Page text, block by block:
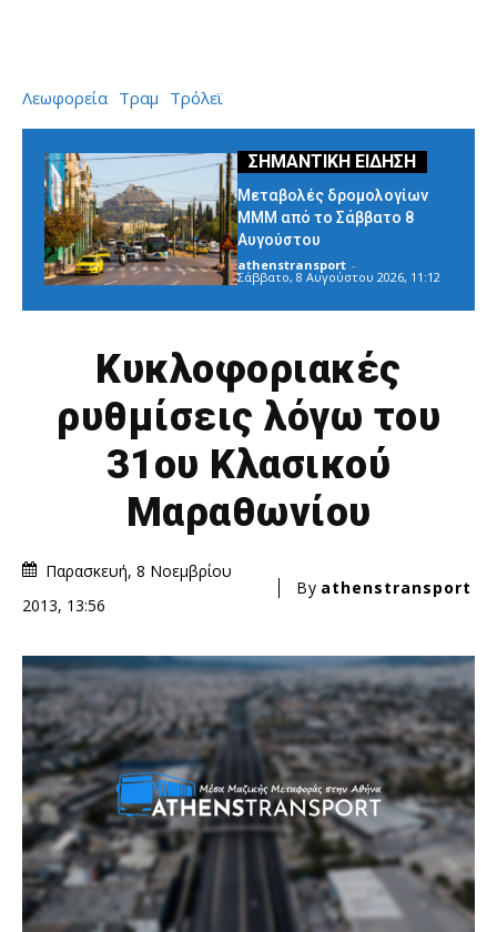
Λεωφορεία Τραμ Τρόλεϊ
Μεταβολές δρομολογίων
ΜΜΜ από το Σάββατο 8
Αυγούστου
athenstransport -
Σάββατο, 8 Αυγούστου 2026, 11:12
Κυκλοφοριακές
ρυθμίσεις λόγω του
31ου Κλασικού
Μαραθωνίου
Παρασκευή, 8 Νοεμβρίου
2013, 13:56
By athenstransport